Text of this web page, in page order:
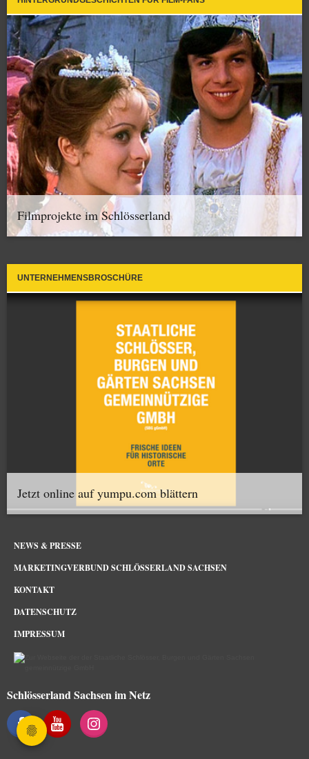
Filmprojekte im Schlösserland
UNTERNEHMENSBROSCHÜRE
Jetzt online auf yumpu.com blättern
NEWS & PRESSE
MARKETINGVERBUND SCHLÖSSERLAND SACHSEN
KONTAKT
DATENSCHUTZ
IMPRESSUM
Schlösserland Sachsen im Netz